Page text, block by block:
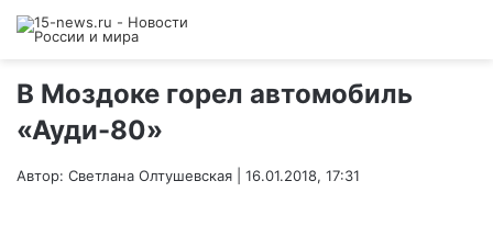
В Моздоке горел автомобиль
«Ауди-80»
Автор: Светлана Олтушевская | 16.01.2018, 17:31